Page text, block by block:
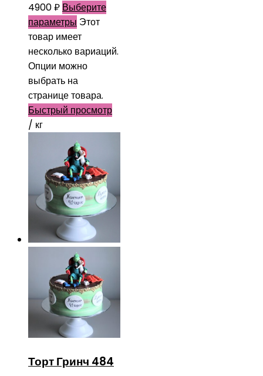
4900₽ Выберите
параметры Этот
товар имеет
несколько вариаций.
Опции можно
выбрать на
странице товара.
Быстрый просмотр
/ кг
Торт Гринч 484